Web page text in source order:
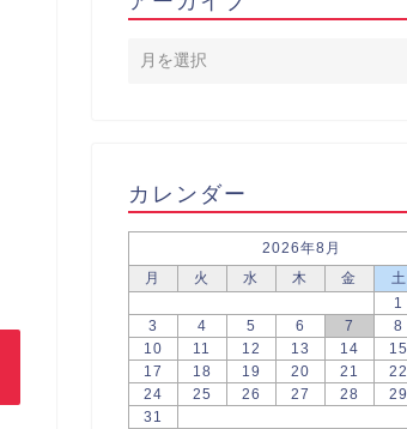
カレンダー
2026年8月
月
火 水 木 金 土
1
3
4 5 6 7 8
10
11 12 13 14 15
17
18 19 20 21 22
24
25 26 27 28 29
31